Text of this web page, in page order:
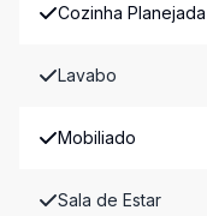
Cozinha Planejada
Lavabo
Mobiliado
Sala de Estar